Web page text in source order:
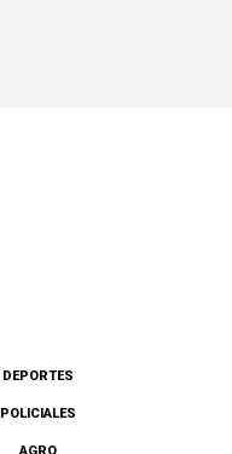
DEPORTES
POLICIALES
AGRO